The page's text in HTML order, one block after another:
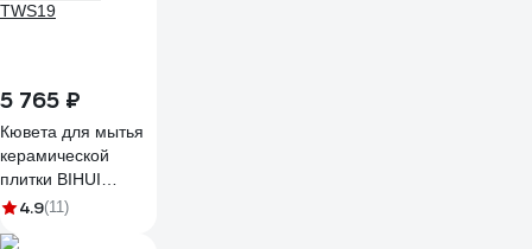
5 765 ₽
Кювета для мытья
керамической
плитки BIHUI
TWS19
4.9(11)